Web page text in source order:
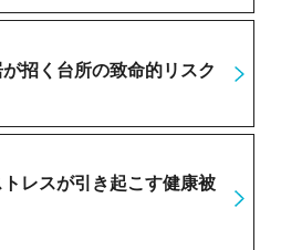
招く台所の致命的リスク
レスが引き起こす健康被